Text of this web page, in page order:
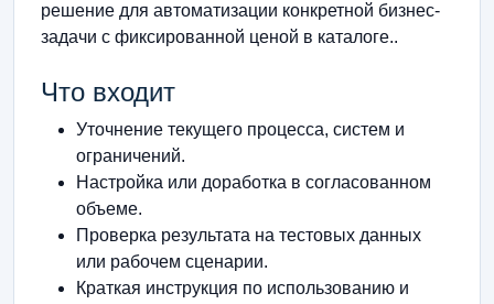
решение для автоматизации конкретной бизнес-
задачи с фиксированной ценой в каталоге..
Что входит
Уточнение текущего процесса, систем и
ограничений.
Настройка или доработка в согласованном
объеме.
Проверка результата на тестовых данных
или рабочем сценарии.
Краткая инструкция по использованию и